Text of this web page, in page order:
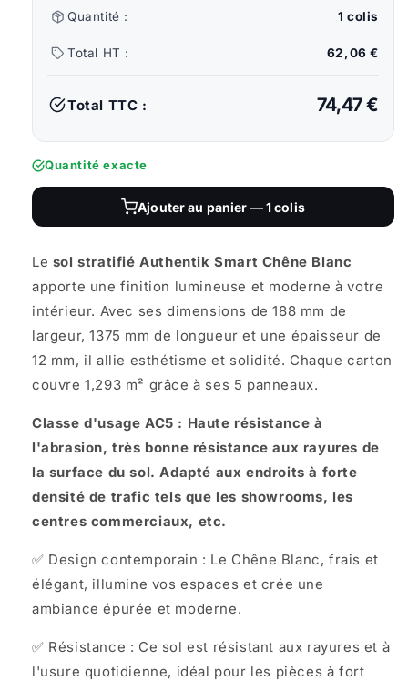
Quantité : 1 colis
Total HT : 62,06 €
Total TTC : 74,47 €
Quantité exacte
Ajouter au panier — 1 colis
Le sol stratifié Authentik Smart Chêne Blanc
apporte une finition lumineuse et moderne à votre
intérieur. Avec ses dimensions de 188 mm de
largeur, 1375 mm de longueur et une épaisseur de
12 mm, il allie esthétisme et solidité. Chaque carton
couvre 1,293 m² grâce à ses 5 panneaux.
Classe d'usage AC5 : Haute résistance à
l'abrasion, très bonne résistance aux rayures de
la surface du sol. Adapté aux endroits à forte
densité de trafic tels que les showrooms, les
centres commerciaux, etc.
✅ Design contemporain : Le Chêne Blanc, frais et
élégant, illumine vos espaces et crée une
ambiance épurée et moderne.
✅ Résistance : Ce sol est résistant aux rayures et à
l'usure quotidienne, idéal pour les pièces à fort